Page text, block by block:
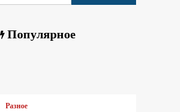
Популярное
Разное